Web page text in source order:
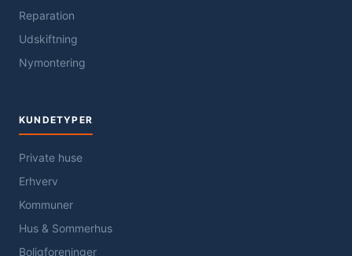
Reparation
Udskiftning
Nymontering
KUNDETYPER
Private huse
Erhverv
Kommuner
Hus & Sommerhus
Boligforeninger